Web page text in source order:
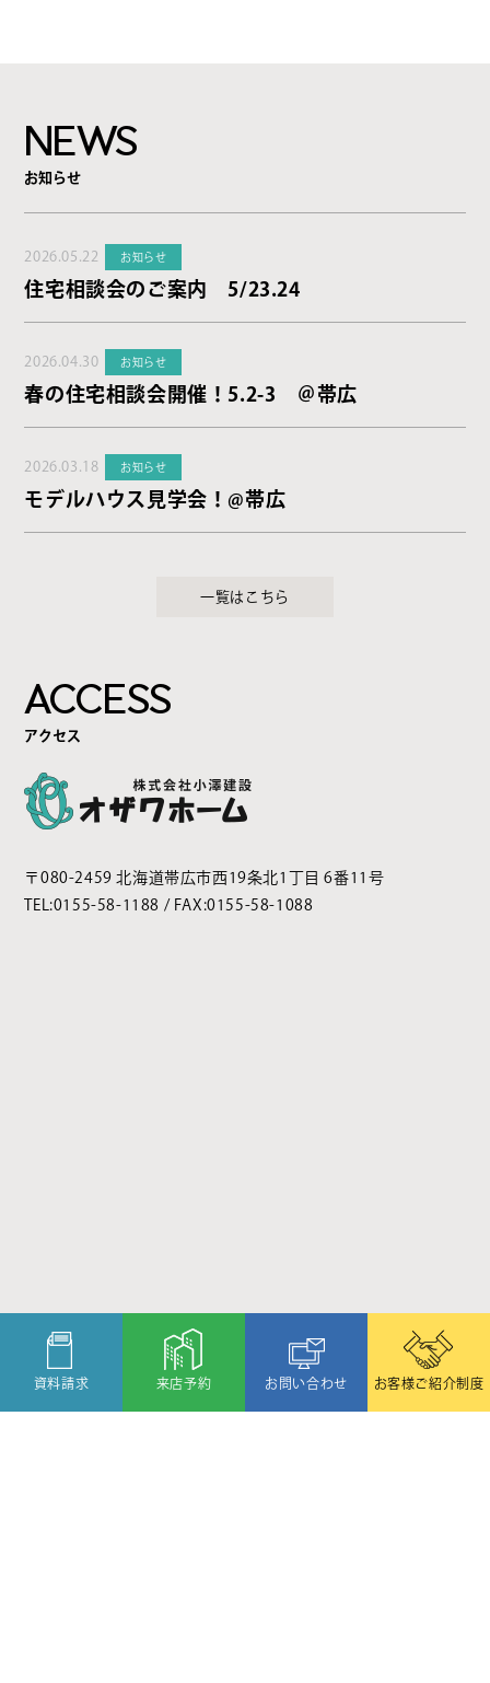
資料請求 来店予約 お問い合わせ お客様ご紹介制度
NEWS
お知らせ
2026.05.22 お知らせ
住宅相談会のご案内 5/23.24
2026.04.30 お知らせ
春の住宅相談会開催！5.2-3 ＠帯広
2026.03.18 お知らせ
モデルハウス見学会！@帯広
一覧はこちら
ACCESS
アクセス
〒080-2459 北海道帯広市西19条北1丁目 6番11号
TEL:0155-58-1188 / FAX:0155-58-1088